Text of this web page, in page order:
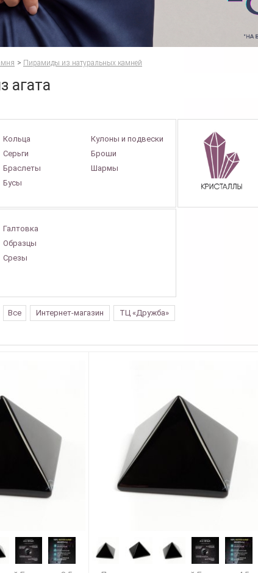
> Пирамиды из натуральных камней
агата
Кольца
Серьги
Браслеты
Бусы
Кулоны и подвески
Броши
Шармы
Галтовка
Образцы
Срезы
Все Интернет-магазин ТЦ «Дружба»